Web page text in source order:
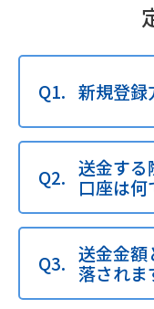
新規登録
送金する
口座は何
送金金額
落されま